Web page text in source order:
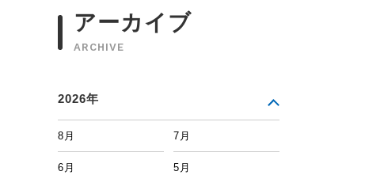
アーカイブ
ARCHIVE
2026年
8月 7月
6月 5月